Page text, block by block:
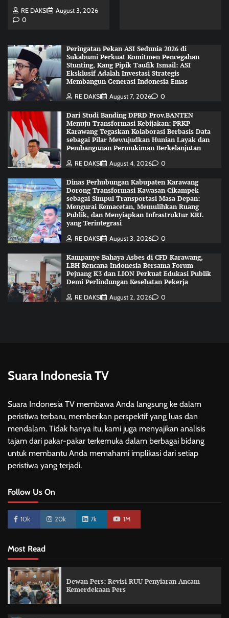
RE DAKSI
August 3, 2026
0
Peringatan Pekan ASI Sedunia 2026 di
Sukabumi Perkuat Komitmen Pencegahan
Stunting, Kang Pipik Taufik Ismail: ASI
Eksklusif Adalah Investasi Strategis
Membangun Generasi Indonesia Emas
RE DAKSI August 7, 2026 0
Dari Studi Banding DPRD Prov.BANTEN
Menuju Transformasi Kebijakan: PRKP
Karawang Tegaskan Kolaborasi Berbasis Data
sebagai Pilar Mewujudkan Hunian Layak dan
Pembangunan Permukiman Berkelanjutan
RE DAKSI August 4, 2026 0
Dinas Perhubungan Kabupaten Karawang
Dorong Transformasi Kawasan Cikampek
sebagai Simpul Transportasi Masa Depan:
Mengurai Kemacetan, Memulihkan Ruang
Publik, dan Menyiapkan Infrastruktur KRL
yang Terintegrasi
RE DAKSI August 3, 2026 0
Kampanye Bahaya Asbes di CFD Karawang,
LBH Kencana Indonesia Bersama Forum
Pejuang K3 dan LION Perkuat Edukasi Publik
Demi Perlindungan Kesehatan Pekerja
RE DAKSI August 2, 2026 0
Suara Indonesia TV
Suara Indonesia TV membawa Anda langsung ke dalam
peristiwa terbaru, memberikan perspektif yang luas dan
mendalam. Tidak hanya itu, kami juga menyajikan analisis
tajam dari pakar-pakar terkemuka dalam berbagai bidang
untuk membantu Anda memahami implikasi dari setiap
peristiwa yang terjadi.
Follow Us On
10k 20k 7k 1M
Most Read
Dewan Pers: Revisi RUU Penyiaran Ancam
Kemerdekaan Pers